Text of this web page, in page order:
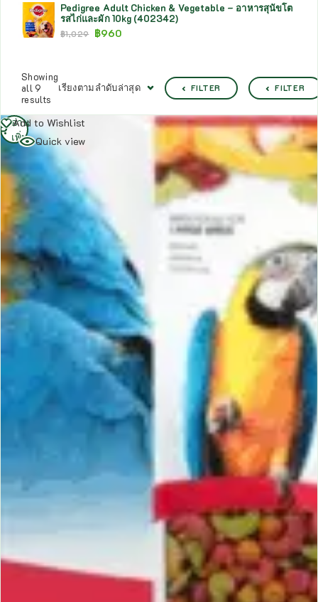
Pedigree Adult Chicken & Vegetable – อาหารสุนัขโต
รสไก่และผัก 10kg (402342)
฿1,029 ฿960
Showing
all 9
results
เรียงตามลำดับล่าสุด FILTER FILTER
Add to Wishlist
Quick view
อ่าน
เพิ่ม